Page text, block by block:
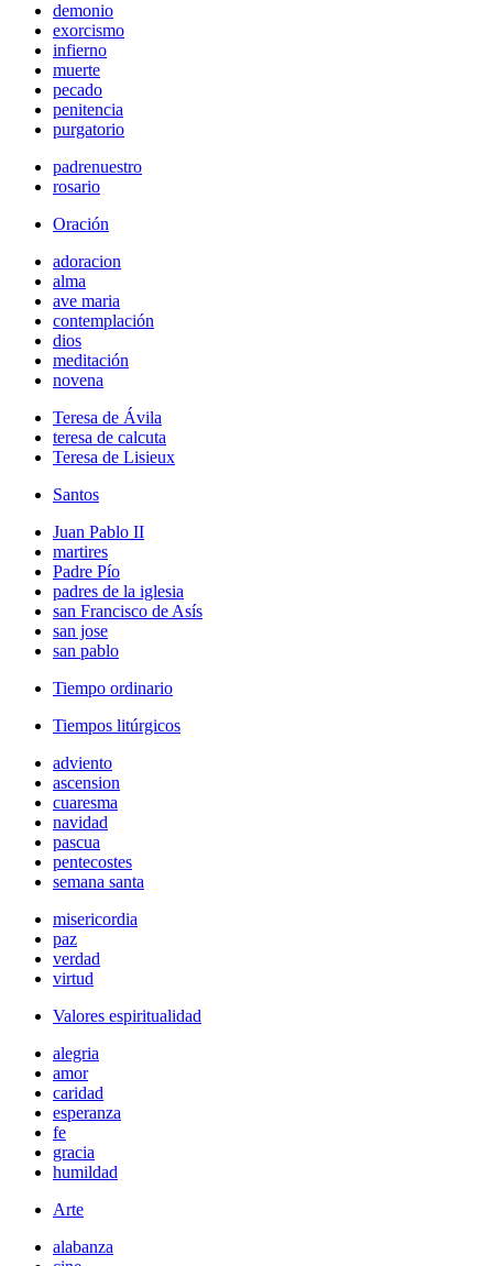
demonio
exorcismo
infierno
muerte
pecado
penitencia
purgatorio
padrenuestro
rosario
Oración
adoracion
alma
ave maria
contemplación
dios
meditación
novena
Teresa de Ávila
teresa de calcuta
Teresa de Lisieux
Santos
Juan Pablo II
martires
Padre Pío
padres de la iglesia
san Francisco de Asís
san jose
san pablo
Tiempo ordinario
Tiempos litúrgicos
adviento
ascension
cuaresma
navidad
pascua
pentecostes
semana santa
misericordia
paz
verdad
virtud
Valores espiritualidad
alegria
amor
caridad
esperanza
fe
gracia
humildad
Arte
alabanza